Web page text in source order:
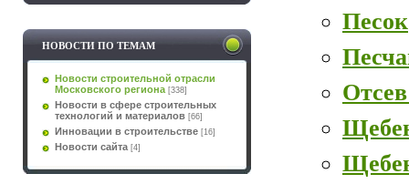
НОВОСТИ ПО ТЕМАМ
Новости строительной отрасли
Московского региона [338]
Новости в сфере строительных
технологий и материалов [66]
Инновации в строительстве [16]
Новости сайта [4]
Песок